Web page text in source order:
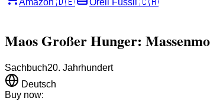
Amazon 🇩🇪 Orell Füssli 🇨🇭
Maos Großer Hunger:
Sachbuch20. Jahrhundert
Deutsch
Buy now: